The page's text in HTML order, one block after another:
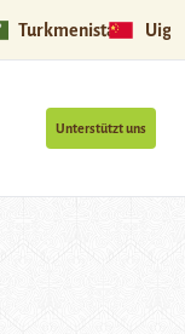
Turkmenistan
Unterstützt uns